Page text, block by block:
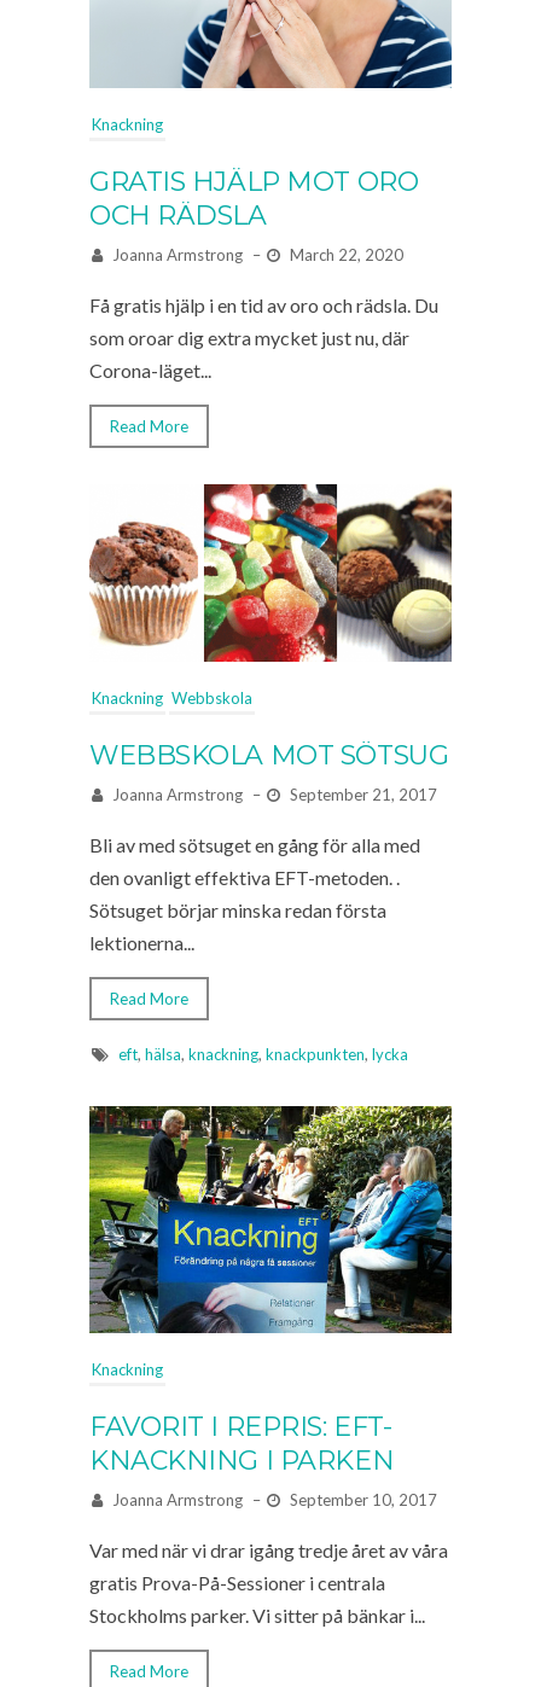
Knackning
GRATIS HJÄLP MOT ORO
OCH RÄDSLA
Joanna Armstrong – March 22, 2020
Få gratis hjälp i en tid av oro och rädsla. Du
som oroar dig extra mycket just nu, där
Corona-läget...
Read More
Knackning Webbskola
WEBBSKOLA MOT SÖTSUG
Joanna Armstrong – September 21, 2017
Bli av med sötsuget en gång för alla med
den ovanligt effektiva EFT-metoden. .
Sötsuget börjar minska redan första
lektionerna...
Read More
eft, hälsa, knackning, knackpunkten, lycka
Knackning
FAVORIT I REPRIS: EFT-
KNACKNING I PARKEN
Joanna Armstrong – September 10, 2017
Var med när vi drar igång tredje året av våra
gratis Prova-På-Sessioner i centrala
Stockholms parker. Vi sitter på bänkar i...
Read More